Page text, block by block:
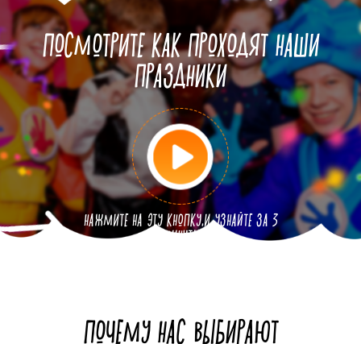
ПОСМОТРИТЕ КАК ПРОХОДЯТНАШИ
ПРАЗДНИКИ
НАЖМИТЕ НА ЭТУ КНОПКУ,И УЗНАЙТЕ ЗА 3
МИНУТЫ
ПОЧЕМУ НАС ВЫБИРАЮТ